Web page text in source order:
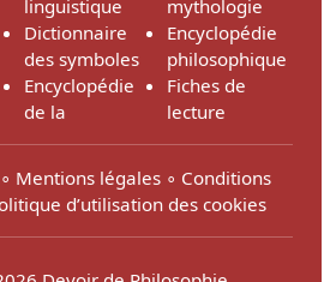
linguistique
Dictionnaire
des symboles
Encyclopédie
de la
mythologie
Encyclopédie
philosophique
Fiches de
lecture
∘ Mentions légales ∘ Conditions
d’utilisation des cookies